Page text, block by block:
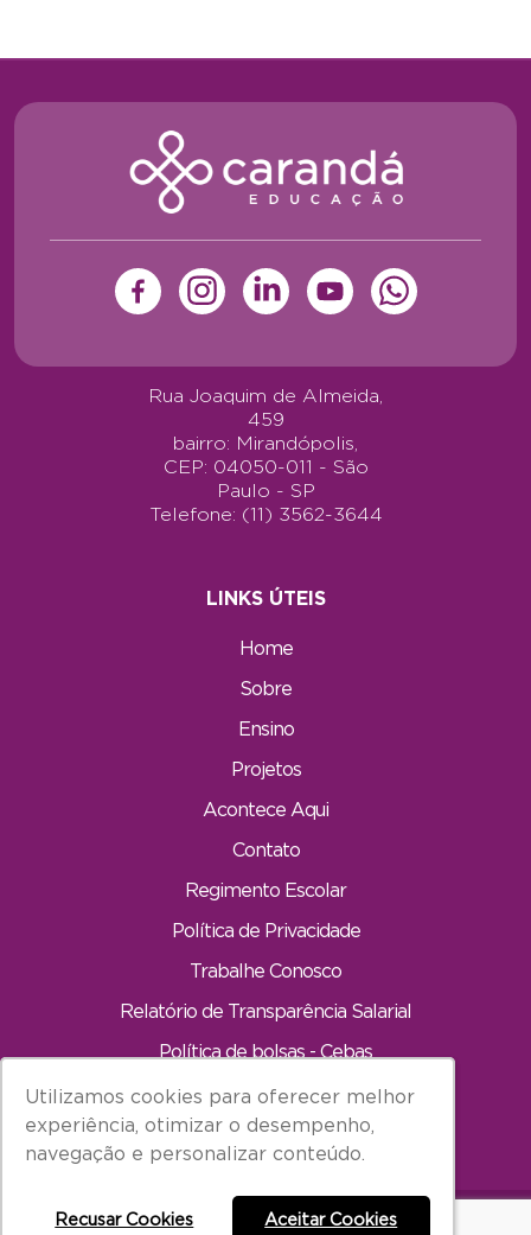
Utilizamos cookies para oferecer melhor
experiência, otimizar o desempenho,
navegação e personalizar conteúdo.
Recusar Cookies Aceitar Cookies
Utilizamos cookies para oferecer melhor
experiência, otimizar o desempenho,
navegação e personalizar conteúdo.
Recusar Cookies Aceitar Cookies
Rua Joaquim de Almeida,
459
bairro: Mirandópolis,
CEP: 04050-011 - São
Paulo - SP
Telefone: (11) 3562-3644
LINKS ÚTEIS
Home
Sobre
Ensino
Projetos
Acontece Aqui
Contato
Regimento Escolar
Política de Privacidade
Trabalhe Conosco
Relatório de Transparência Salarial
Política de bolsas - Cebas
INÍCIO
Todos os direitos reservados à Carandá Educação.